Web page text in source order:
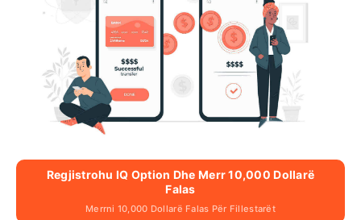
Regjistrohu IQ Option Dhe Merr 10,000 Dollarë
Falas
Merrni 10,000 Dollarë Falas Për Fillestarët